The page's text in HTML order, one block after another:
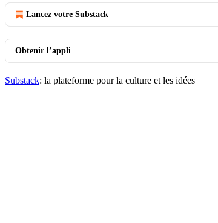
Lancez votre Substack
Obtenir l’appli
Substack: la plateforme pour la culture et les idées